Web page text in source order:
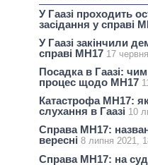
У Гаазі проходить
засідання у справі
У Гаазі закінчили
справі МН17 17
Посадка в Гаазі:
процес щодо МН17
Катастрофа MH17:
слухання в Гаазі 10
Справа МН17:
вересні 8 липня 2021,
Справа МН17: на